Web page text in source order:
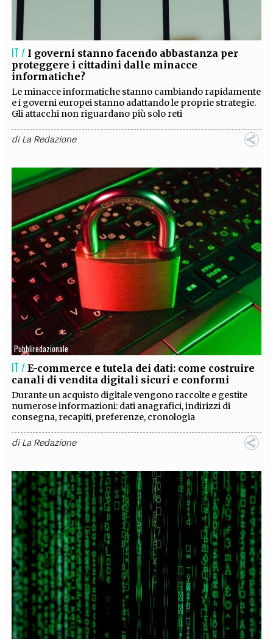
CODICI LIBRI PUBBLICITÀ CONTATTI
SOCIAL MEDIA
IT / I governi stanno facendo abbastanza per
proteggere i cittadini dalle minacce
informatiche?
Le minacce informatiche stanno cambiando rapidamente
e i governi europei stanno adattando le proprie strategie.
Gli attacchi non riguardano più solo reti
diLa Redazione
Pubbliredazionale
IT / E-commerce e tutela dei dati: come costruire
canali di vendita digitali sicuri e conformi
Durante un acquisto digitale vengono raccolte e gestite
numerose informazioni: dati anagrafici, indirizzi di
consegna, recapiti, preferenze, cronologia
diLa Redazione